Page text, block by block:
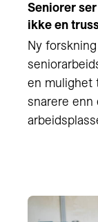
Seniorer
ikke en
Ny
en mulighet
snarere enn